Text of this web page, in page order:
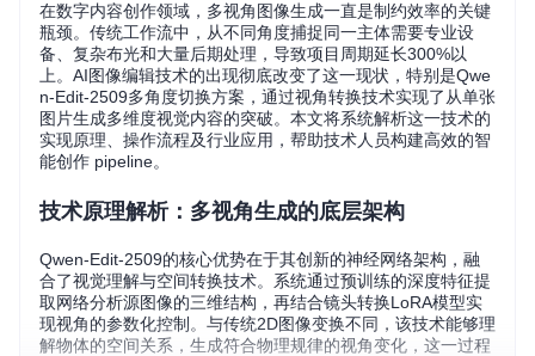
在数字内容创作领域，多视角图像生成一直是制约效率的关键
瓶颈。传统工作流中，从不同角度捕捉同一主体需要专业设
备、复杂布光和大量后期处理，导致项目周期延长300%以
上。AI图像编辑技术的出现彻底改变了这一现状，特别是Qwe
n-Edit-2509多角度切换方案，通过视角转换技术实现了从单张
图片生成多维度视觉内容的突破。本文将系统解析这一技术的
实现原理、操作流程及行业应用，帮助技术人员构建高效的智
能创作 pipeline。
技术原理解析：多视角生成的底层架构
Qwen-Edit-2509的核心优势在于其创新的神经网络架构，融
合了视觉理解与空间转换技术。系统通过预训练的深度特征提
取网络分析源图像的三维结构，再结合镜头转换LoRA模型实
现视角的参数化控制。与传统2D图像变换不同，该技术能够理
解物体的空间关系，生成符合物理规律的视角变化，这一过程